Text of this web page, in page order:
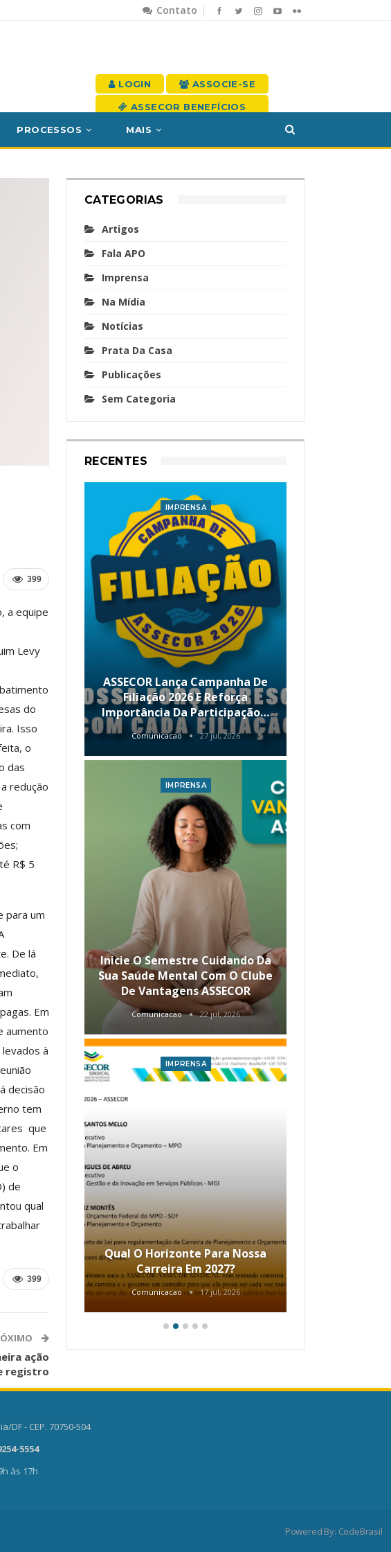
Contato
LOGIN ASSOCIE-SE
ASSECOR BENEFÍCIOS
PROCESSOS MAIS
399
a equipe
Levy
do
Isso
o
das
redução
com
R$ 5
para um
De lá
Em
aumento
à
decisão
tem
que
Em
o
de
qual
399
ação
registro
CATEGORIAS
Artigos
Fala APO
Imprensa
Na Mídia
Notícias
Prata Da Casa
Publicações
Sem Categoria
RECENTES
A
Do…
2026
Dos
Ação
2026
A
2026
IMPRENSA
ASSECOR Lança Campanha De
Filiação 2026 E Reforça
Importância Da Participação…
Comunicacao 27 jul, 2026
IMPRENSA
Inicie O Semestre Cuidando Da
Sua Saúde Mental Com O Clube
De Vantagens ASSECOR
Comunicacao 22 jul, 2026
IMPRENSA
Qual O Horizonte Para Nossa
Carreira Em 2027?
Comunicacao 17 jul, 2026
DF - CEP. 70750-504
5554
às 17h
Powered By: CodeBrasil